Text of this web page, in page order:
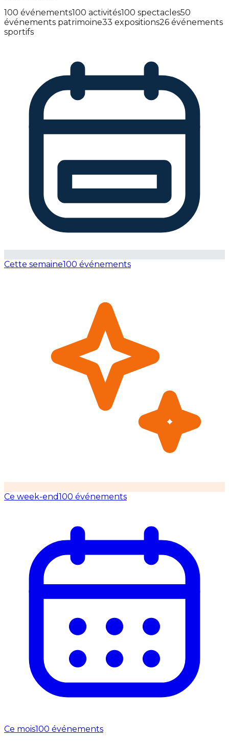
100 événements100 activités100 spectacles50
événements patrimoine33 expositions26 événements
sportifs
Cette semaine100 événements
Ce week-end100 événements
Ce mois100 événements